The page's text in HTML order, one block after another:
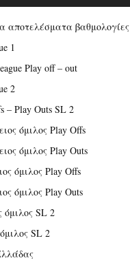
αποτελέσματα βαθμολογίες
1
Play off – out
2
– Play Outs SL 2
όμιλος Play Offs
όμιλος Play Outs
όμιλος Play Offs
όμιλος Play Outs
όμιλος SL 2
SL 2